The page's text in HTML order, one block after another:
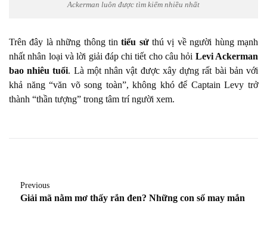
Ackerman luôn được tìm kiếm nhiều nhất
Trên đây là những thông tintiểu sửthú vị về người hùng mạnh
nhất nhân loại và lời giải đáp chi tiết cho câu hỏi Levi Ackerman
bao nhiêu tuổi. Là một nhân vật được xây dựng rất bài bản với
khả năng “văn võ song toàn”, không khó để Captain Levy trở
thành “thần tượng” trong tâm trí người xem.
Previous
Giải mã nằm mơ thấy rắn đen? Những con số may mắn